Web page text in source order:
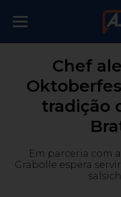
Chef
tradição
Em parceria com
Grabolle espera